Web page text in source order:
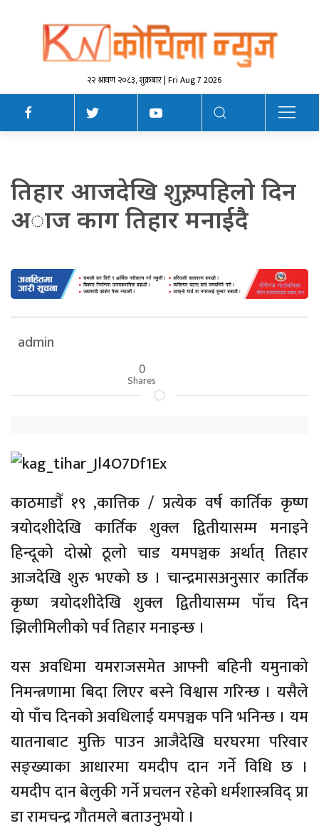
२२ श्रावण २०८३, शुक्रबार | Fri Aug 7 2026
तिहार आजदेखि शुरु, पहिलो दिन
अाज काग तिहार मनाईदै
admin
0
Shares
काठमाडौँ १९ ,कात्तिक / प्रत्येक वर्ष कार्तिक कृष्ण
त्रयोदशीदेखि कार्तिक शुक्ल द्वितीयासम्म मनाइने
हिन्दूको दोस्रो ठूलो चाड यमपञ्चक अर्थात् तिहार
आजदेखि शुरु भएको छ । चान्द्रमासअनुसार कार्तिक
कृष्ण त्रयोदशीदेखि शुक्ल द्वितीयासम्म पाँच दिन
झिलीमिलीको पर्व तिहार मनाइन्छ ।
यस अवधिमा यमराजसमेत आफ्नी बहिनी यमुनाको
निमन्त्रणामा बिदा लिएर बस्ने विश्वास गरिन्छ । यसैले
यो पाँच दिनको अवधिलाई यमपञ्चक पनि भनिन्छ । यम
यातनाबाट मुक्ति पाउन आजैदेखि घरघरमा परिवार
सङ्ख्याका आधारमा यमदीप दान गर्ने विधि छ ।
यमदीप दान बेलुकी गर्ने प्रचलन रहेको धर्मशास्त्रविद् प्रा
डा रामचन्द्र गौतमले बताउनुभयो ।